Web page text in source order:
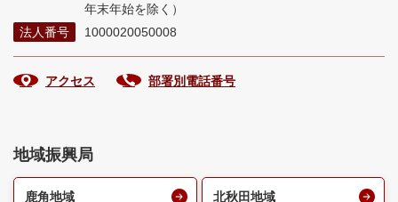
年末年始を除く）
法人番号
1000020050008
アクセス 部署別電話番号
地域振興局
鹿角地域 北秋田地域